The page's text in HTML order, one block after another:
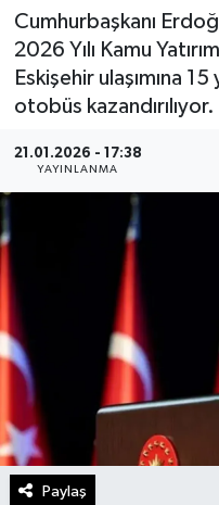
Cumhurbaşkanı
2026 Yılı Kamu
Eskişehir ulaşımına
otobüs kazandırılıyor.
21.01.2026 - 17:38
YAYINLANMA
Paylaş
Eskişehirspor
Genel
Gündem
Kültür Sanat
Magazin
Politika
Sağlık
Teknoloji